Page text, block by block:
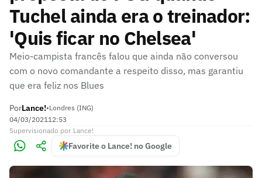
Tuchel ainda era o treinador:
'Quis ficar no Chelsea'
Meio-campista francês falou que ainda não conversou
com o novo comandante a respeito disso, mas garantiu
que era feliz nos Blues
PorLance!•Londres (ING)
04/03/202112:53
Supervisionado por Lance!
Favorite o Lance! no Google